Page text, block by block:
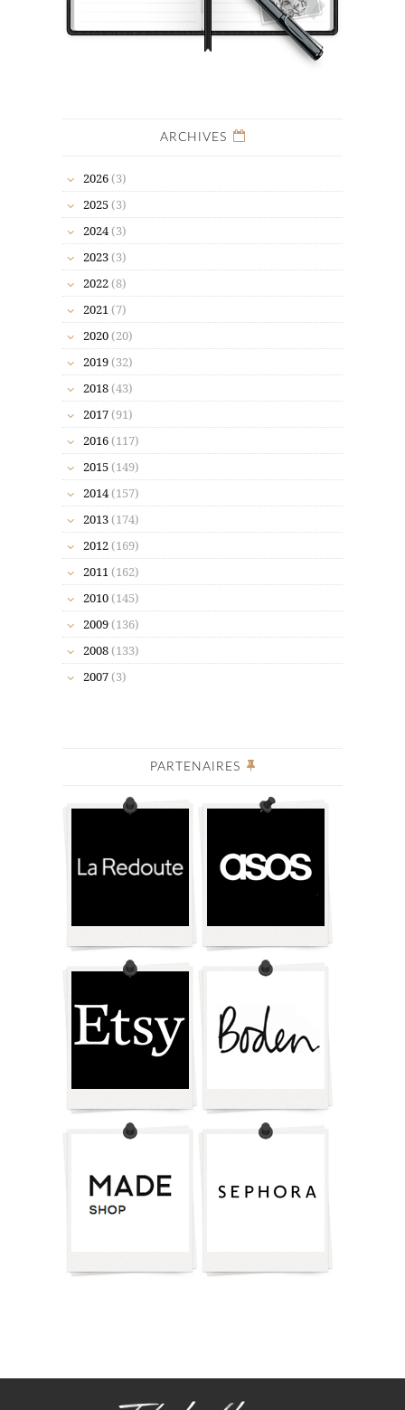
ARCHIVES
2026 (3)
2025 (3)
2024 (3)
2023 (3)
2022 (8)
2021 (7)
2020 (20)
2019 (32)
2018 (43)
2017 (91)
2016 (117)
2015 (149)
2014 (157)
2013 (174)
2012 (169)
2011 (162)
2010 (145)
2009 (136)
2008 (133)
2007 (3)
PARTENAIRES